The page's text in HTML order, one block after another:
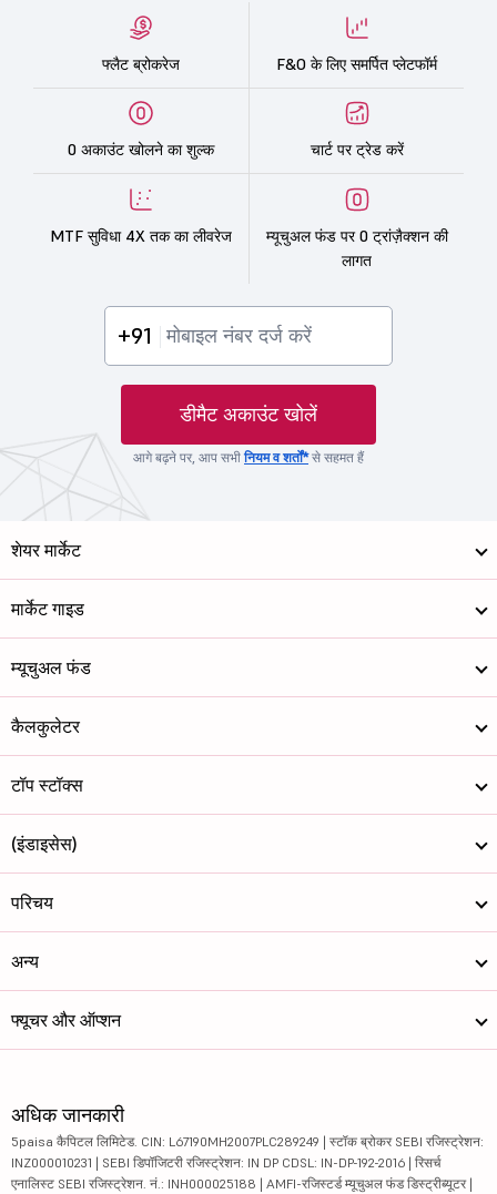
फ्लैट ब्रोकरेज F&O के लिए समर्पित प्लेटफॉर्म
0 अकाउंट खोलने का शुल्क चार्ट पर ट्रेड करें
MTF सुविधा 4X तक का लीवरेज
म्यूचुअल फंड पर 0 ट्रांज़ैक्शन की
लागत
+91
डीमैट अकाउंट खोलें
आगे बढ़ने पर, आप सभीनियम व शर्तों*से सहमत हैं
शेयर मार्केट
मार्केट गाइड
म्यूचुअल फंड
कैलकुलेटर
टॉप स्टॉक्स
(इंडाइसेस)
परिचय
अन्य
फ्यूचर और ऑप्शन
अधिक जानकारी
5paisa कैपिटल लिमिटेड. CIN: L67190MH2007PLC289249 | स्टॉक ब्रोकर SEBI रजिस्ट्रेशन:
INZ000010231 | SEBI डिपॉजिटरी रजिस्ट्रेशन: IN DP CDSL: IN-DP-192-2016 | रिसर्च
एनालिस्ट SEBI रजिस्ट्रेशन. नं.: INH000025188 | AMFI-रजिस्टर्ड म्यूचुअल फंड डिस्ट्रीब्यूटर |